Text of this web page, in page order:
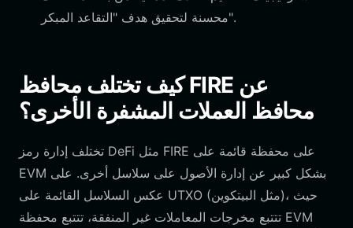
محسنة لتحقيق هدف "التقاعد المبكر".
كيف تختلف محافظ FIRE عن
محافظ العملات المشفرة الأخرى؟
تختلف إدارة رمز DeFi مثل FIRE على محفظة قائمة على
EVM بشكل كبير عن إدارة الأصول على سلاسل أخرى. على
عكس السلاسل القائمة على UTXO (مثل البيتكوين)، حيث
تتتبع مخرجات المعاملات غير المنفقة، تتتبع محفظة EVM